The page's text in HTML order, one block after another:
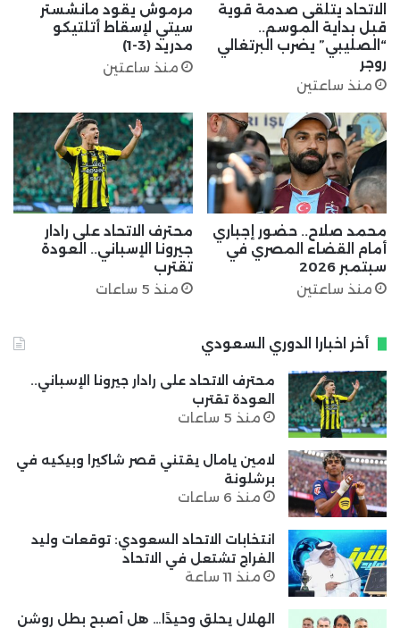
الاتحاد يتلقى صدمة قوية
قبل بداية الموسم..
“الصليبي” يضرب البرتغالي
روجر
منذ ساعتين
مرموش يقود مانشستر
سيتي لإسقاط أتلتيكو
مدريد (3-1)
منذ ساعتين
محمد صلاح.. حضور إجباري
أمام القضاء المصري في
سبتمبر 2026
منذ ساعتين
محترف الاتحاد على رادار
جيرونا الإسباني.. العودة
تقترب
منذ 5 ساعات
أخر اخبارا الدوري السعودي
محترف الاتحاد على رادار جيرونا الإسباني..
العودة تقترب
منذ 5 ساعات
لامين يامال يقتني قصر شاكيرا وبيكيه في
برشلونة
منذ 6 ساعات
انتخابات الاتحاد السعودي: توقعات وليد
الفراج تشتعل في الاتحاد
منذ 11 ساعة
الهلال يحلق وحيدًا… هل أصبح بطل روشن